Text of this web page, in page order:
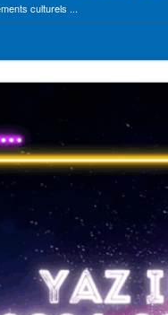
culturels ...